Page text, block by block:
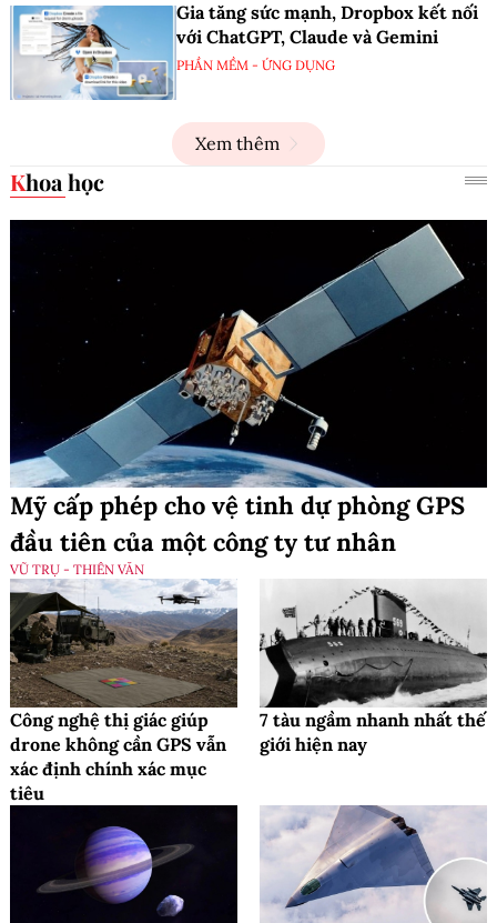
Gia tăng sức mạnh, Dropbox kết nối
với ChatGPT, Claude và Gemini
PHẦN MỀM - ỨNG DỤNG
Xem thêm
Khoa học
Mỹ cấp phép cho vệ tinh dự phòng GPS
đầu tiên của một công ty tư nhân
VŨ TRỤ - THIÊN VĂN
Công nghệ thị giác giúp
drone không cần GPS vẫn
xác định chính xác mục
tiêu
7 tàu ngầm nhanh nhất thế
giới hiện nay